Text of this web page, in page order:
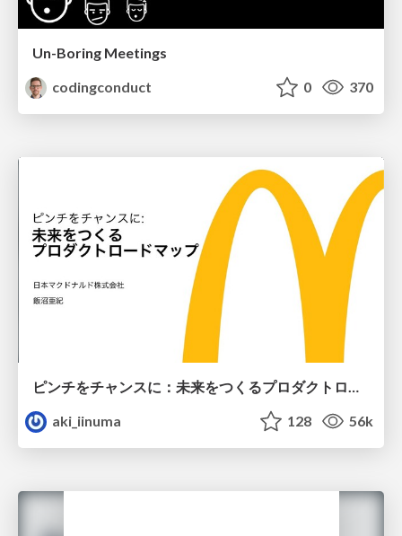
Un-Boring Meetings
codingconduct
0 370
ピンチをチャンスに：未来をつくるプロダクトロードマップ #pmconf2020
aki_iinuma
128 56k